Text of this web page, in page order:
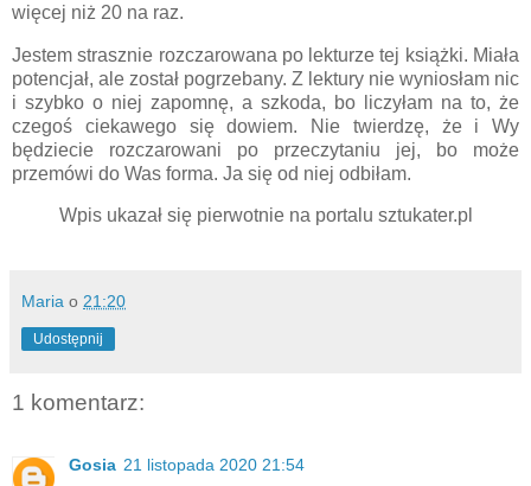
więcej niż 20 na raz.
Jestem strasznie rozczarowana po lekturze tej książki. Miała
potencjał, ale został pogrzebany. Z lektury nie wyniosłam nic
i szybko o niej zapomnę, a szkoda, bo liczyłam na to, że
czegoś ciekawego się dowiem. Nie twierdzę, że i Wy
będziecie rozczarowani po przeczytaniu jej, bo może
przemówi do Was forma. Ja się od niej odbiłam.
Wpis ukazał się pierwotnie na portalu sztukater.pl
Maria o 21:20
Udostępnij
1 komentarz:
Gosia 21 listopada 2020 21:54